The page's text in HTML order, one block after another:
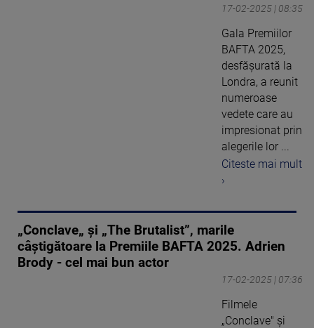
17-02-2025 | 08:35
Gala Premiilor
BAFTA 2025,
desfășurată la
Londra, a reunit
numeroase
vedete care au
impresionat prin
alegerile lor ...
Citeste mai mult
›
„Conclave„ şi „The Brutalist”, marile
câştigătoare la Premiile BAFTA 2025. Adrien
Brody - cel mai bun actor
17-02-2025 | 07:36
Filmele
„Conclave" și